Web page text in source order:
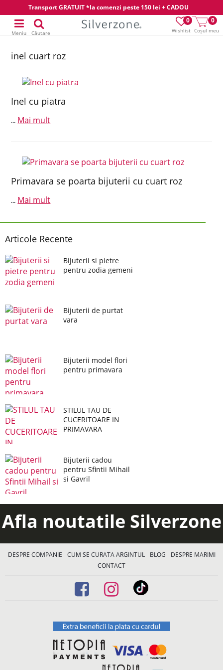
Transport GRATUIT *la comenzi peste 150 lei + CADOU
Wishlist
0
Coșul meu
0
Meniu Căutare
inel cuart roz
Inel cu piatra
... Mai mult
Primavara se poarta bijuterii cu cuart roz
... Mai mult
Articole Recente
Bijuterii si pietre
pentru zodia gemeni
Bijuterii de purtat
vara
Bijuterii model flori
pentru primavara
STILUL TAU DE
CUCERITOARE IN
PRIMAVARA
Bijuterii cadou
pentru Sfintii Mihail
si Gavril
Afla noutatile Silverzone
DESPRE COMPANIE CUM SE CURATA ARGINTUL BLOG
DESPRE MARIMI
CONTACT